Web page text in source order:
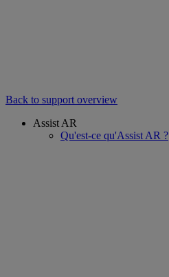
Back to support overview
Assist AR
Qu'est-ce qu'Assist AR ?